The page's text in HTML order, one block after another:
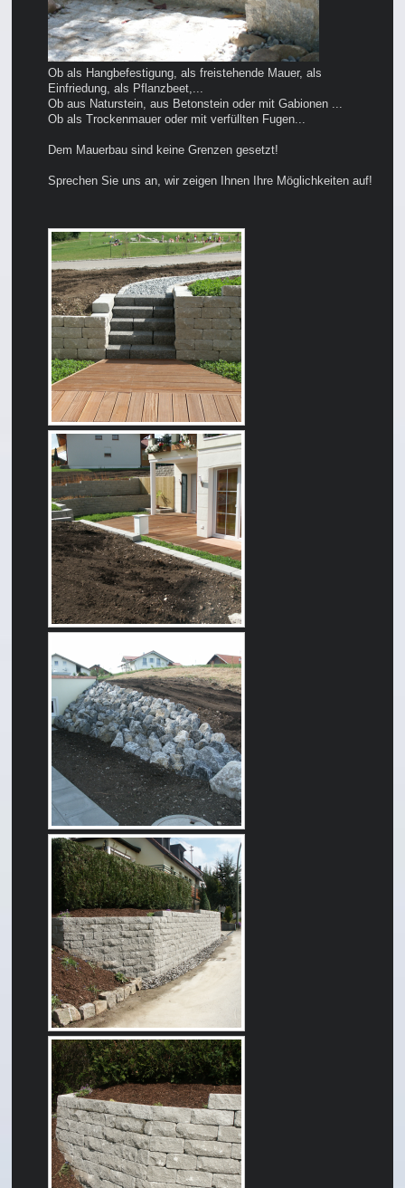
Ob als Hangbefestigung, als freistehende Mauer, als
Einfriedung, als Pflanzbeet,...
Ob aus Naturstein, aus Betonstein oder mit Gabionen ...
Ob als Trockenmauer oder mit verfüllten Fugen...
Dem Mauerbau sind keine Grenzen gesetzt!
Sprechen Sie uns an, wir zeigen Ihnen Ihre Möglichkeiten auf!